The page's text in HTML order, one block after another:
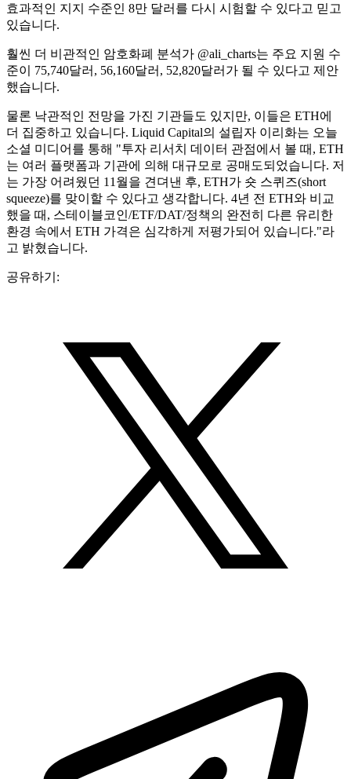
효과적인 지지 수준인 8만 달러를 다시 시험할 수 있다고 믿고
있습니다.
훨씬 더 비관적인 암호화폐 분석가 @ali_charts는 주요 지원 수
준이 75,740달러, 56,160달러, 52,820달러가 될 수 있다고 제안
했습니다.
물론 낙관적인 전망을 가진 기관들도 있지만, 이들은 ETH에
더 집중하고 있습니다. Liquid Capital의 설립자 이리화는 오늘
소셜 미디어를 통해 "투자 리서치 데이터 관점에서 볼 때, ETH
는 여러 플랫폼과 기관에 의해 대규모로 공매도되었습니다. 저
는 가장 어려웠던 11월을 견뎌낸 후, ETH가 숏 스퀴즈(short
squeeze)를 맞이할 수 있다고 생각합니다. 4년 전 ETH와 비교
했을 때, 스테이블코인/ETF/DAT/정책의 완전히 다른 유리한
환경 속에서 ETH 가격은 심각하게 저평가되어 있습니다."라
고 밝혔습니다.
공유하기: